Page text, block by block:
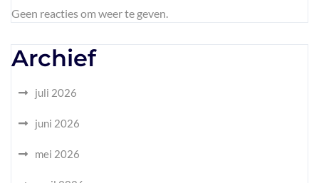
Geen reacties om weer te geven.
Archief
juli 2026
juni 2026
mei 2026